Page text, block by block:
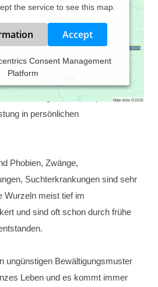
the service to see this map.
Accept
Consent Management
Platform
Praxis biete ich Ihnen
Erkrankungen und kompetente
in persönlichen
Phobien, Zwänge,
Suchterkrankungen sind sehr
Wurzeln meist tief im
und sind oft schon durch frühe
ungünstigen Bewältigungsmuster
Leben und es kommt immer